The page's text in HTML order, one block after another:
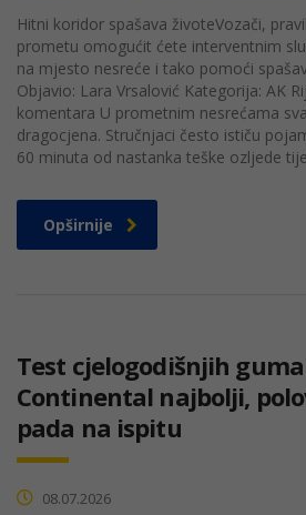
Hitni koridor spašava životeVozači,
prometu omogućit ćete interventnim
na mjesto nesreće i tako pomoći
Objavio: Lara Vrsalović Kategorija: AK
komentara U prometnim nesrećama
dragocjena. Stručnjaci često ističu
60 minuta od nastanka teške ozljede
Opširnije
Test cjelogodišnjih guma
Continental najbolji,
pada na ispitu
08.07.2026